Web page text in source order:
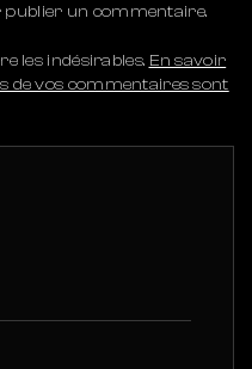
publier un commentaire.
les indésirables. En savoir
de vos commentaires sont